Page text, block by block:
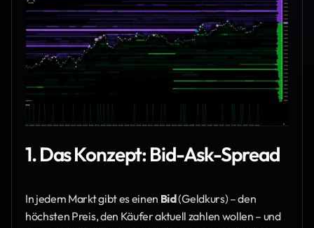
1. Das Konzept: Bid-Ask-Spread
In jedem Markt gibt es einen Bid (Geldkurs) – den
höchsten Preis, den Käufer aktuell zahlen wollen – und